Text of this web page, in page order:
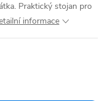
Praktický stojan pro
informace